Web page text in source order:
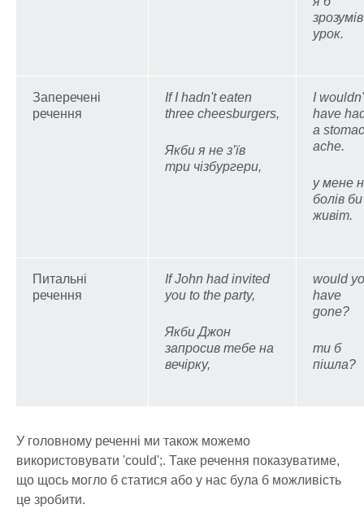
зрозумів
урок.
Заперечені
речення
If I hadn't eaten
three cheesburgers,
Якби я не з’їв
три чізбургери,
I
have
a
ache.
у мене
болів би
живіт.
Питальні
речення
If John had invited
you to the party,
Якби Джон
запросив тебе на
вечірку,
would
have
gone?
ти б
пішла?
У головному реченні ми також можемо
використовувати 'could';. Таке речення показуватиме,
що щось могло б статися або у нас була б можливість
це зробити.